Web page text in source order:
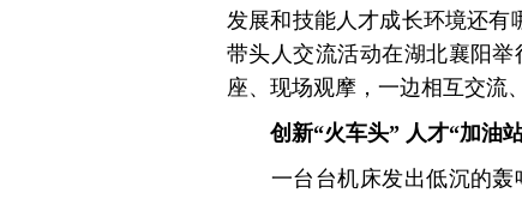
发展和技能人才成长环境还有
带头人交流活动在湖北襄阳
座、现场观摩，一边相互交流
创新“火车头” 人才“加油
一台台机床发出低沉的轰